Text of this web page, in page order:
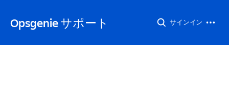
Opsgenie サポート サインイン